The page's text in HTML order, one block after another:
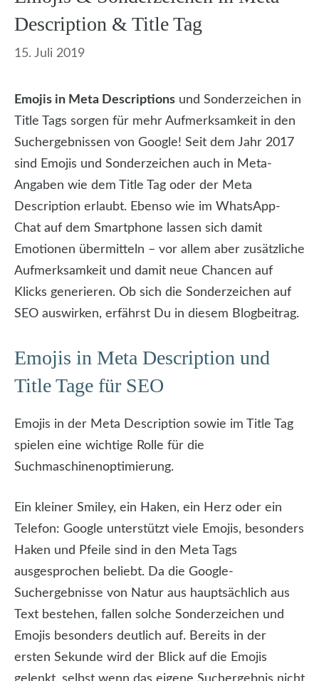
Description & Title Tag
15. Juli 2019
Emojis in Meta Descriptions und Sonderzeichen in
Title Tags sorgen für mehr Aufmerksamkeit in den
Suchergebnissen von Google! Seit dem Jahr 2017
sind Emojis und Sonderzeichen auch in Meta-
Angaben wie dem Title Tag oder der Meta
Description erlaubt. Ebenso wie im WhatsApp-
Chat auf dem Smartphone lassen sich damit
Emotionen übermitteln – vor allem aber zusätzliche
Aufmerksamkeit und damit neue Chancen auf
Klicks generieren. Ob sich die Sonderzeichen auf
SEO auswirken, erfährst Du in diesem Blogbeitrag.
Emojis in Meta Description und
Title Tage für SEO
Emojis in der Meta Description sowie im Title Tag
spielen eine wichtige Rolle für die
Suchmaschinenoptimierung.
Ein kleiner Smiley, ein Haken, ein Herz oder ein
Telefon: Google unterstützt viele Emojis, besonders
Haken und Pfeile sind in den Meta Tags
ausgesprochen beliebt. Da die Google-
Suchergebnisse von Natur aus hauptsächlich aus
Text bestehen, fallen solche Sonderzeichen und
Emojis besonders deutlich auf. Bereits in der
ersten Sekunde wird der Blick auf die Emojis